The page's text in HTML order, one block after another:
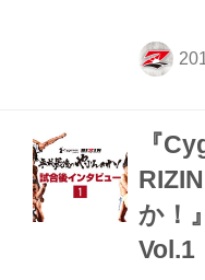
形にな
で2ヶ月
るとい
とが、
した。
2年間、
できま
結構嬉
『
か！
Vol.1